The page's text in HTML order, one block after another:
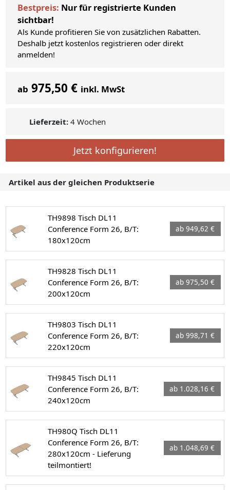
Bestpreis: Nur für registrierte Kunden
sichtbar!
Als Kunde profitieren Sie von zusätzlichen Rabatten.
Deshalb jetzt kostenlos registrieren oder direkt
anmelden!
ab 975,50 € inkl. MwSt
Lieferzeit: 4 Wochen
Jetzt konfigurieren!
Artikel aus der gleichen Produktserie
TH9898 Tisch DL11
Conference Form 26, B/T:
180x120cm
ab 949,62 €
TH9828 Tisch DL11
Conference Form 26, B/T:
200x120cm
ab 975,50 €
TH9803 Tisch DL11
Conference Form 26, B/T:
220x120cm
ab 998,71 €
TH9845 Tisch DL11
Conference Form 26, B/T:
240x120cm
ab 1.028,16 €
TH980Q Tisch DL11
Conference Form 26, B/T:
280x120cm - Lieferung
teilmontiert!
ab 1.048,69 €